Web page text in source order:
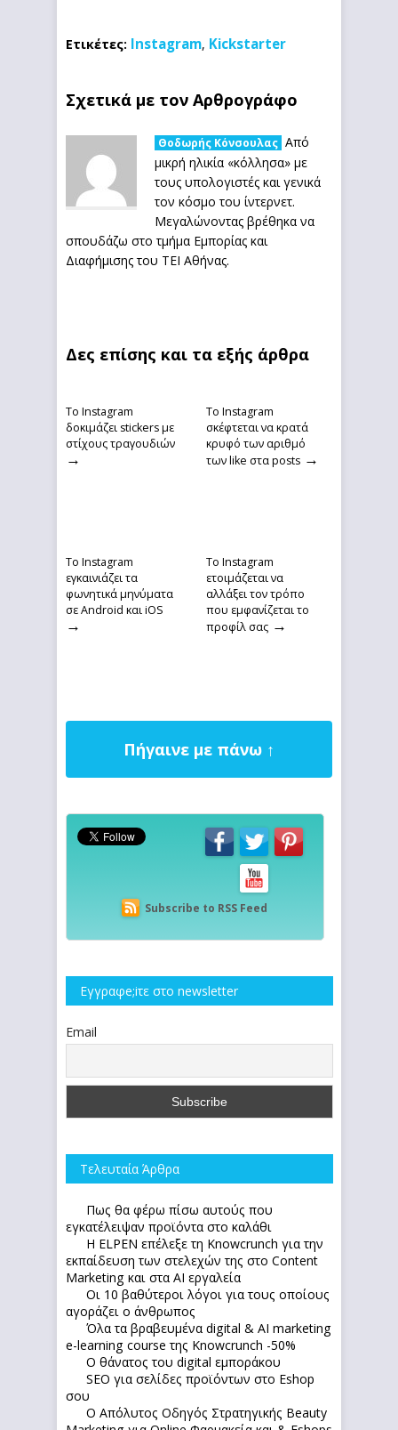
Ετικέτες: Instagram, Kickstarter
Σχετικά με τον Αρθρογράφο
Θοδωρής Κόνσουλας Από
μικρή ηλικία «κόλλησα» με
τους υπολογιστές και γενικά
τον κόσμο του ίντερνετ.
Μεγαλώνοντας βρέθηκα να
σπουδάζω στο τμήμα Εμπορίας και
Διαφήμισης του ΤΕΙ Αθήνας.
Δες επίσης και τα εξής άρθρα
Το Instagram
δοκιμάζει stickers με
στίχους τραγουδιών
→
To Instagram
σκέφτεται να κρατά
κρυφό των αριθμό
των like στα posts →
Το Instagram
εγκαινιάζει τα
φωνητικά μηνύματα
σε Android και iOS
→
To Instagram
ετοιμάζεται να
αλλάξει τον τρόπο
που εμφανίζεται το
προφίλ σας →
Πήγαινε με πάνω ↑
Subscribe to RSS Feed
Εγγραφe;iτε στο newsletter
Email
Τελευταία Άρθρα
Πως θα φέρω πίσω αυτούς που
εγκατέλειψαν προϊόντα στο καλάθι
Η ELPEN επέλεξε τη Knowcrunch για την
εκπαίδευση των στελεχών της στο Content
Marketing και στα AI εργαλεία
Οι 10 βαθύτεροι λόγοι για τους οποίους
αγοράζει ο άνθρωπος
Όλα τα βραβευμένα digital & AI marketing
e-learning course της Knowcrunch -50%
Ο θάνατος του digital εμποράκου
SEO για σελίδες προϊόντων στο Eshop
σου
Ο Απόλυτoς Οδηγός Στρατηγικής Beauty